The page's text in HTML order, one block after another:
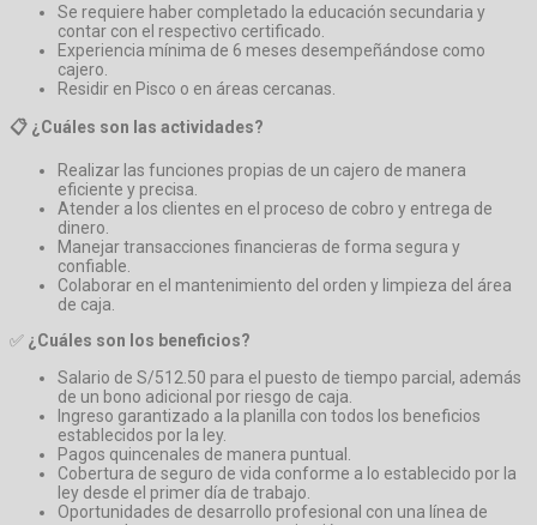
Se requiere haber completado la educación secundaria y
contar con el respectivo certificado.
Experiencia mínima de 6 meses desempeñándose como
cajero.
Residir en Pisco o en áreas cercanas.
📋 ¿Cuáles son las actividades?
Realizar las funciones propias de un cajero de manera
eficiente y precisa.
Atender a los clientes en el proceso de cobro y entrega de
dinero.
Manejar transacciones financieras de forma segura y
confiable.
Colaborar en el mantenimiento del orden y limpieza del área
de caja.
✅ ¿Cuáles son los beneficios?
Salario de S/512.50 para el puesto de tiempo parcial, además
de un bono adicional por riesgo de caja.
Ingreso garantizado a la planilla con todos los beneficios
establecidos por la ley.
Pagos quincenales de manera puntual.
Cobertura de seguro de vida conforme a lo establecido por la
ley desde el primer día de trabajo.
Oportunidades de desarrollo profesional con una línea de